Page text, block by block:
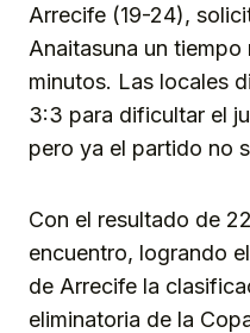
Arrecife (19-24),
Anaitasuna un
minutos. Las locales
3:3 para dificultar el
pero ya el partido no
Con el resultado de
encuentro, logrando
de Arrecife la
eliminatoria de la